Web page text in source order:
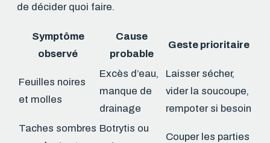
de décider quoi faire.
Symptôme
observé
Cause
probable
Geste prioritaire
Feuilles noires
et molles
Excès d’eau,
manque de
drainage
Laisser sécher,
vider la soucoupe,
rempoter si besoin
Taches sombres Botrytis ou
Couper les parties